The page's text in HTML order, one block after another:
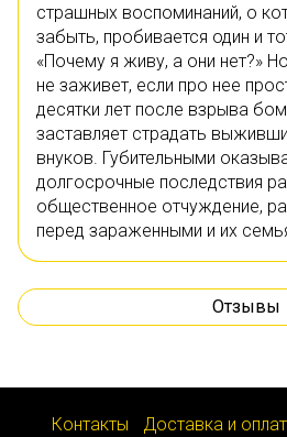
страшных воспоминаний, о
забыть, пробивается один и
«Почему я живу, а они нет?»
не заживет, если про нее
десятки лет после взрыва
заставляет страдать
внуков. Губительными
долгосрочные последствия
общественное отчуждение,
перед зараженными и их
Отзывы
Контакты Доставка и